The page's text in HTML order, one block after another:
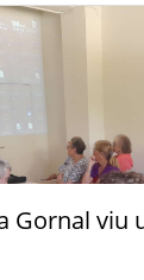
Gornal viu